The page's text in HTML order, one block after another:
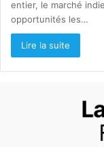
entier, le marché
opportunités les…
Lire la suite